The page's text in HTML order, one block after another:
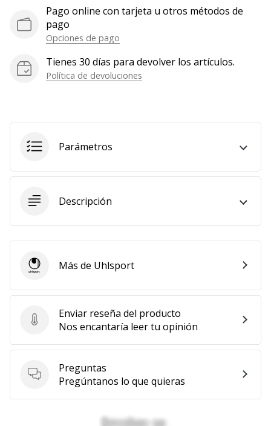
artículosPago online con tarjeta u otros métodos de
pago
Opciones de pago
Tienes 30 días para devolver los artículos.
Política de devoluciones
Parámetros
Descripción
Enviar reseña del producto
Enviar reseña del producto
Nos encantaría leer tu opinión
Preguntas
Preguntas
Pregúntanos lo que quieras
UhlsportMás de Uhlsport